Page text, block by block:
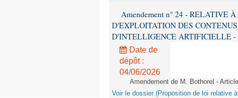
Amendement n° 24 - RELATIVE
D'EXPLOITATION DES
D'INTELLIGENCE ARTIFICIELLE -
Date de
dépôt :
04/06/2026
Amendement de M. Bothorel -
Voir le dossier (Proposition de loi relative